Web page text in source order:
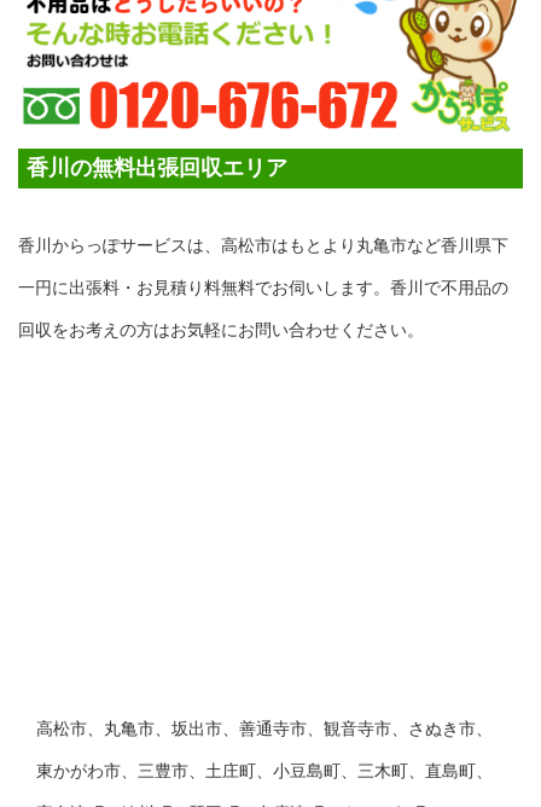
香川の無料出張回収エリア
香川からっぽサービスは、高松市はもとより丸亀市など香川県下
一円に出張料・お見積り料無料でお伺いします。香川で不用品の
回収をお考えの方はお気軽にお問い合わせください。
高松市、丸亀市、坂出市、善通寺市、観音寺市、さぬき市、
東かがわ市、三豊市、土庄町、小豆島町、三木町、直島町、